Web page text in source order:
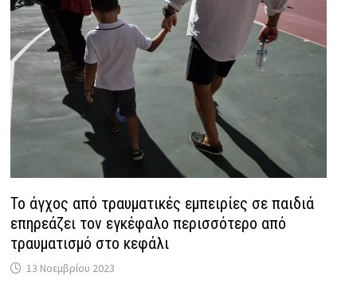
Το άγχος από τραυματικές εμπειρίες σε παιδιά
επηρεάζει τον εγκέφαλο περισσότερο από
τραυματισμό στο κεφάλι
13 Νοεμβρίου 2023